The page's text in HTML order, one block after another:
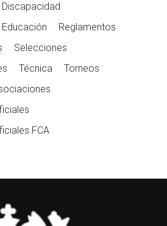
Reglamentos
Selecciones
Técnica
Torneos
FCA